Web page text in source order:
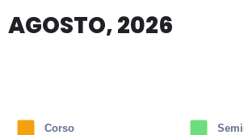
AGOSTO, 2026
Corso